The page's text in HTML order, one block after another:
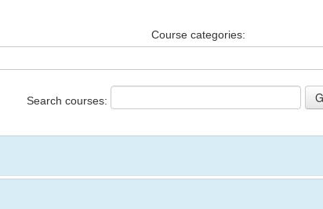
Course categories:
Search courses: